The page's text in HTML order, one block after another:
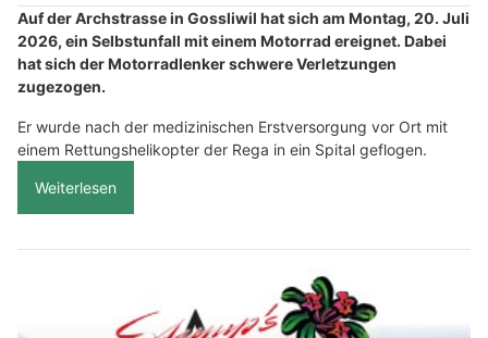
Auf der Archstrasse in Gossliwil hat sich am Montag, 20. Juli
2026, ein Selbstunfall mit einem Motorrad ereignet. Dabei
hat sich der Motorradlenker schwere Verletzungen
zugezogen.
Er wurde nach der medizinischen Erstversorgung vor Ort mit
einem Rettungshelikopter der Rega in ein Spital geflogen.
Weiterlesen